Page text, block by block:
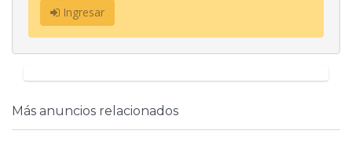
Ingresar
Más anuncios relacionados